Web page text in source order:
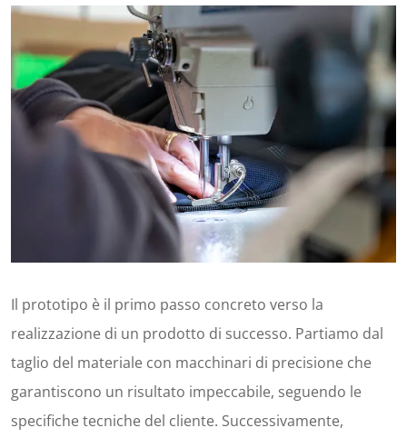
Il prototipo è il primo passo concreto verso la
realizzazione di un prodotto di successo. Partiamo dal
taglio del materiale con macchinari di precisione che
garantiscono un risultato impeccabile, seguendo le
specifiche tecniche del cliente. Successivamente,